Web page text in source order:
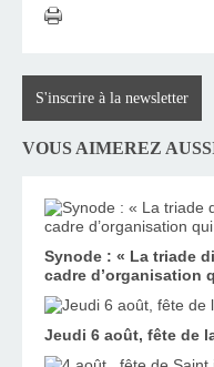
S'inscrire à la newsletter
VOUS AIMEREZ
Synode : « La triade
cadre d’organisation
Jeudi 6 août, fête de